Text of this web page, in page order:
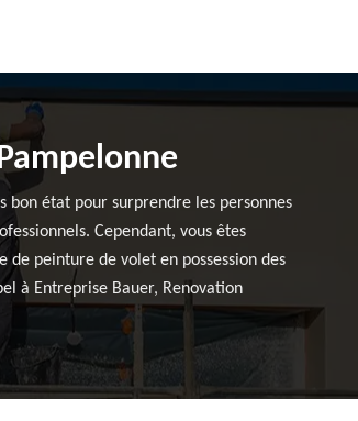
bon état pour surprendre les personnes
Cependant, vous êtes
peinture de volet en possession des
à Entreprise Bauer, Renovation